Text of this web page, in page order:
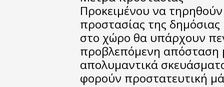
Προκειμένου να
προστασίας της
στο χώρο θα υπάρχουν
προβλεπόμενη απόσταση
απολυμαντικά
φορούν προστατευτική